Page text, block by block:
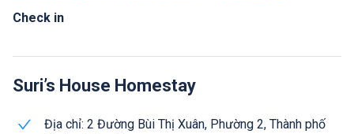
Check in
Suri’s House Homestay
Địa chỉ: 2 Đường Bùi Thị Xuân, Phường 2, Thành phố